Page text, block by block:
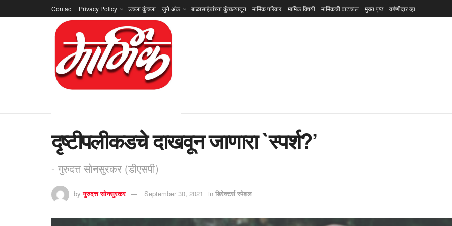
Contact Privacy Policy उचला कुंचला जुने अंक बाळासाहेबांच्या कुंचल्यातून मार्मिक परिवार मार्मिक विषयी मार्मिकची वाटचाल मुख्य पृष्ठ वर्गणीदार व्हा
दृष्टीपलीकडचे दाखवून जाणारा `स्पर्श?’
- गुरुदत्त सोनसुरकर (डीएसपी)
by गुरुदत्त सोनसुरकर September 30, 2021 in डिरेक्टर्स स्पेशल